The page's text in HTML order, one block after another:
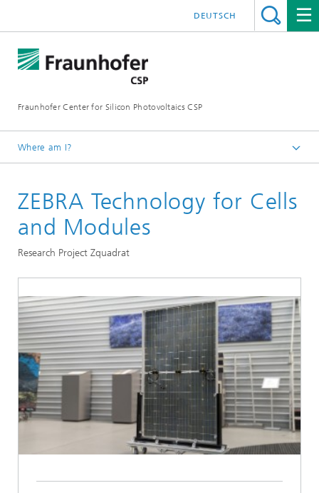
Fraunhofer Center for Silicon Photovoltaics CSP
DEUTSCH
Where am I?
Credentials
ZEBRA Technology for Cells
and Modules
Research Project Zquadrat